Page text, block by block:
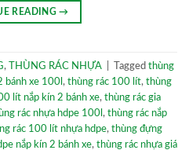
READING→
, THÙNG RÁC NHỰA Tagged thùng
bánh xe 100l , thùng rác 100 lít, thùng
lít nắp kín 2 bánh xe, thùng rác gia
rác nhựa hdpe 100l , thùng rác nắp
rác 100 lít nhựa hdpe, thùng đựng
nắp kín 2 bánh xe, thùng rác nhựa giá